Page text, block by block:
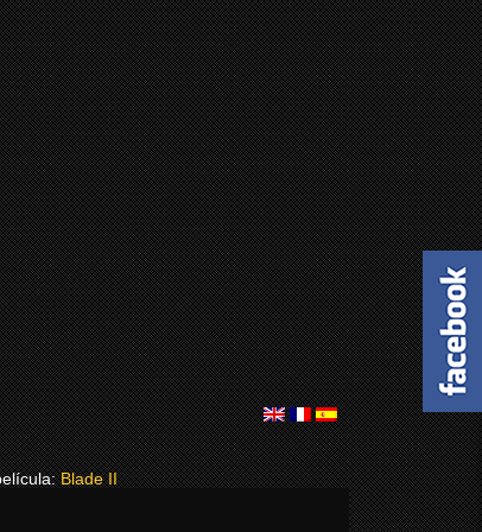
Blade II